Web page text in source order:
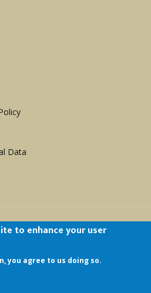
Data
- 2026 |ACERWC - African
to enhance your user
you agree to us doing so.